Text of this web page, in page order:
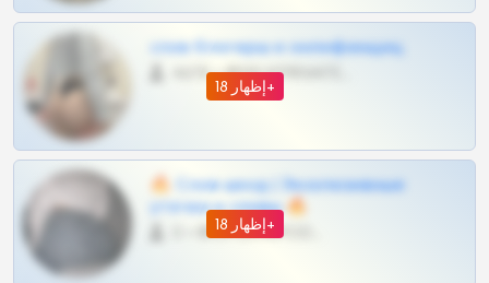
إظهار 18+
слив блогерш и онлифанщиц
4675 •
إظهار 18+
🔥 Слив шкод | Эксклюзивные
утечки и сливы 🔥